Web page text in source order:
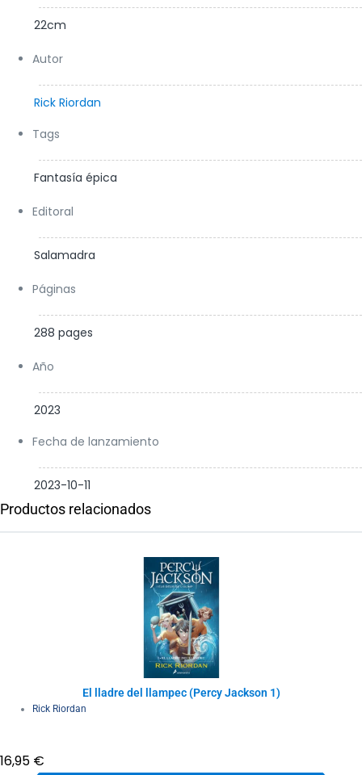
22cm
Autor
Rick Riordan
Tags
Fantasía épica
Editoral
Salamadra
Páginas
288 pages
Año
2023
Fecha de lanzamiento
2023-10-11
Productos relacionados
El lladre del llampec (Percy Jackson 1)
Rick Riordan
16,95 €